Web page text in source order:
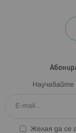
Научавайте
Желая да се